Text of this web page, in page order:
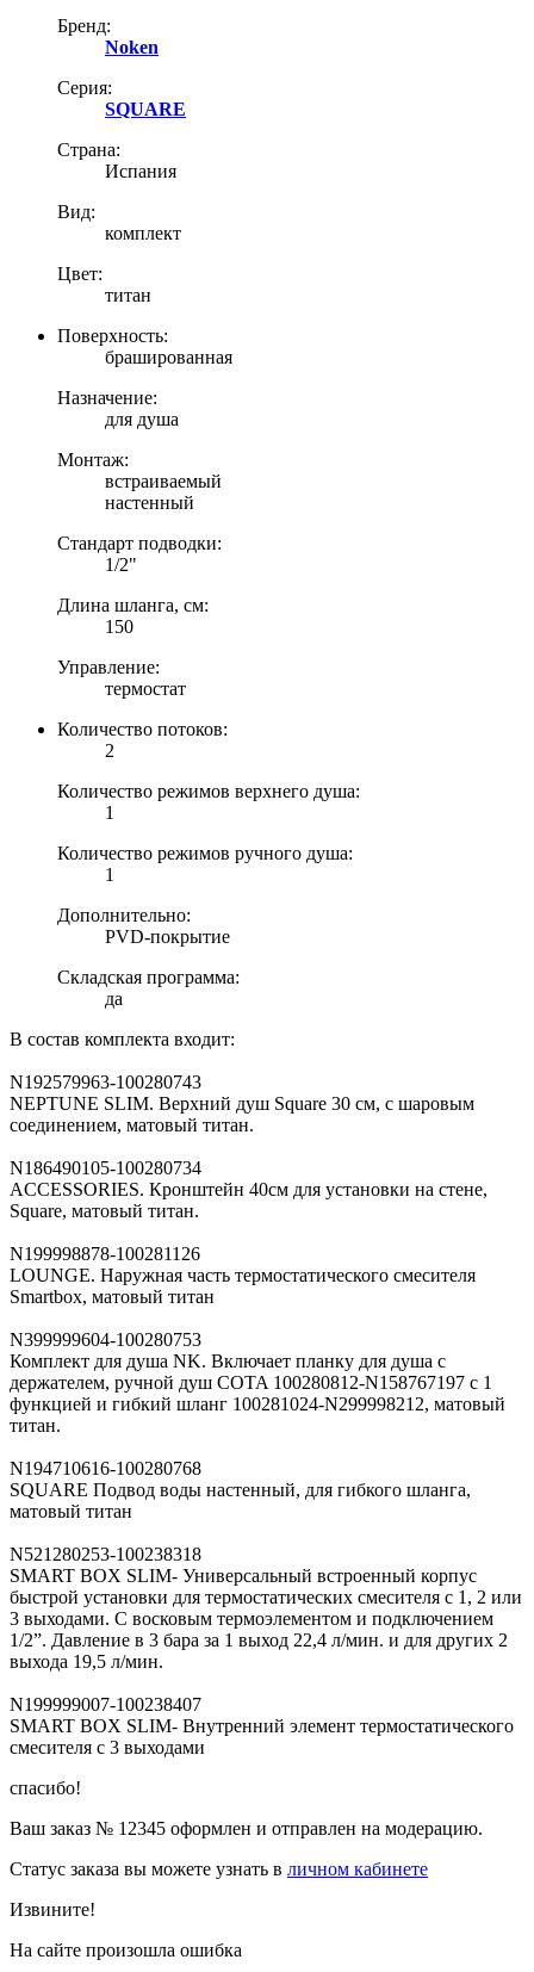
Бренд:
Noken
Серия:
SQUARE
Страна:
Испания
Вид:
комплект
Цвет:
титан
Поверхность:
брашированная
Назначение:
для душа
Монтаж:
встраиваемый
настенный
Стандарт подводки:
1/2"
Длина шланга, см:
150
Управление:
термостат
Количество потоков:
2
Количество режимов верхнего душа:
1
Количество режимов ручного душа:
1
Дополнительно:
PVD-покрытие
Складская программа:
да
В состав комплекта входит:
N192579963-100280743
NEPTUNE SLIM. Верхний душ Square 30 см, с шаровым
соединением, матовый титан.
N186490105-100280734
ACCESSORIES. Кронштейн 40см для установки на стене,
Square, матовый титан.
N199998878-100281126
LOUNGE. Наружная часть термостатического смесителя
Smartbox, матовый титан
N399999604-100280753
Комплект для душа NK. Включает планку для душа с
держателем, ручной душ COTA 100280812-N158767197 с 1
функцией и гибкий шланг 100281024-N299998212, матовый
титан.
N194710616-100280768
SQUARE Подвод воды настенный, для гибкого шланга,
матовый титан
N521280253-100238318
SMART BOX SLIM- Универсальный встроенный корпус
быстрой установки для термостатических смесителя с 1, 2 или
3 выходами. С восковым термоэлементом и подключением
1/2”. Давление в 3 бара за 1 выход 22,4 л/мин. и для других 2
выхода 19,5 л/мин.
N199999007-100238407
SMART BOX SLIM- Внутренний элемент термостатического
смесителя с 3 выходами
спасибо!
Ваш заказ № 12345 оформлен и отправлен на модерацию.
Статус заказа вы можете узнать в личном кабинете
Извините!
На сайте произошла ошибка